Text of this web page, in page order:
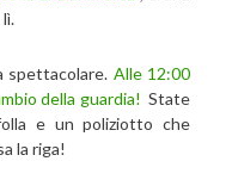
spettacolare. Alle 12:00
della guardia! State
e un poliziotto che
la riga!